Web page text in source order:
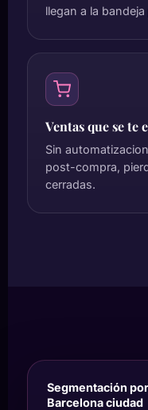
llegan a la
Ventas que se te
Sin
post-compra,
cerradas.
Segmentación por
Barcelona ciudad